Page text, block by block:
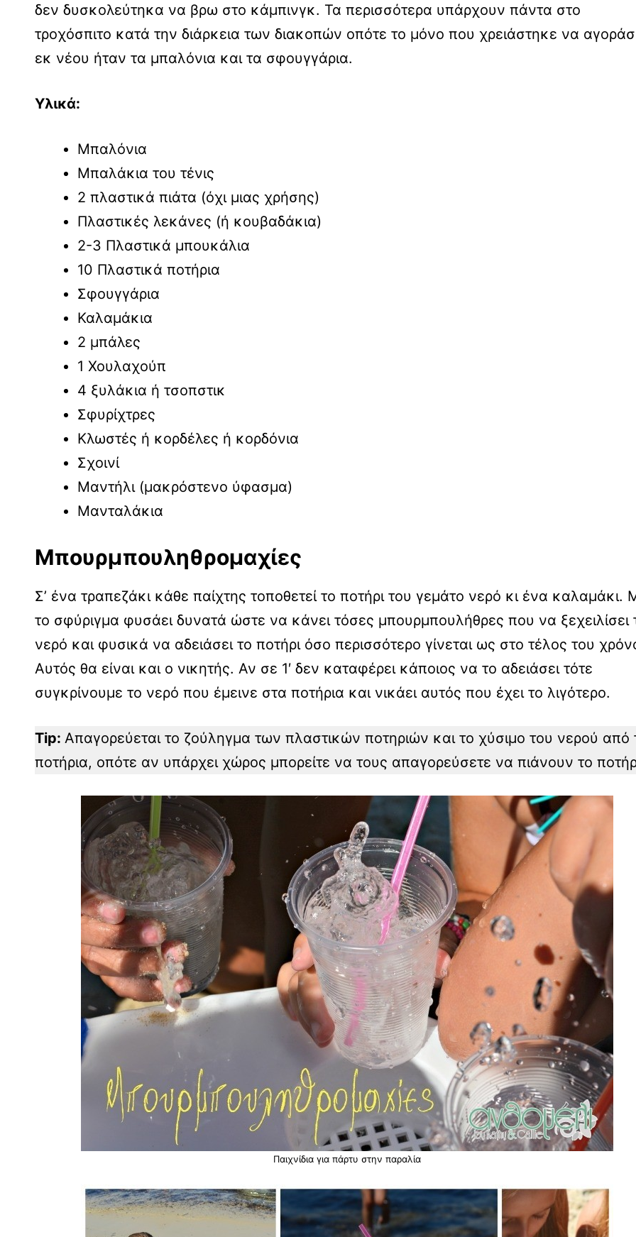
δεν δυσκολεύτηκα να βρω στο κάμπινγκ. Τα περισσότερα υπάρχουν πάντα στο
τροχόσπιτο κατά την διάρκεια των διακοπών οπότε το μόνο που χρειάστηκε να
εκ νέου ήταν τα μπαλόνια και τα σφουγγάρια.
Υλικά:
Μπαλόνια
Μπαλάκια του τένις
2 πλαστικά πιάτα (όχι μιας χρήσης)
Πλαστικές λεκάνες (ή κουβαδάκια)
2-3 Πλαστικά μπουκάλια
10 Πλαστικά ποτήρια
Σφουγγάρια
Καλαμάκια
2 μπάλες
1 Χουλαχούπ
4 ξυλάκια ή τσοπστικ
Σφυρίχτρες
Κλωστές ή κορδέλες ή κορδόνια
Σχοινί
Μαντήλι (μακρόστενο ύφασμα)
Μανταλάκια
Μπουρμπουληθρομαχίες
Σ’ ένα τραπεζάκι κάθε παίχτης τοποθετεί το ποτήρι του γεμάτο νερό κι ένα καλαμάκι.
το σφύριγμα φυσάει δυνατά ώστε να κάνει τόσες μπουρμπουλήθρες που να ξεχειλίσει
νερό και φυσικά να αδειάσει το ποτήρι όσο περισσότερο γίνεται ως στο τέλος του
Αυτός θα είναι και ο νικητής. Αν σε 1′ δεν καταφέρει κάποιος να το αδειάσει τότε
συγκρίνουμε το νερό που έμεινε στα ποτήρια και νικάει αυτός που έχει το λιγότερο.
Tip: Απαγορεύεται το ζούληγμα των πλαστικών ποτηριών και το χύσιμο του νερού από
ποτήρια, οπότε αν υπάρχει χώρος μπορείτε να τους απαγορεύσετε να πιάνουν το
Παιχνίδια για πάρτυ στην παραλία